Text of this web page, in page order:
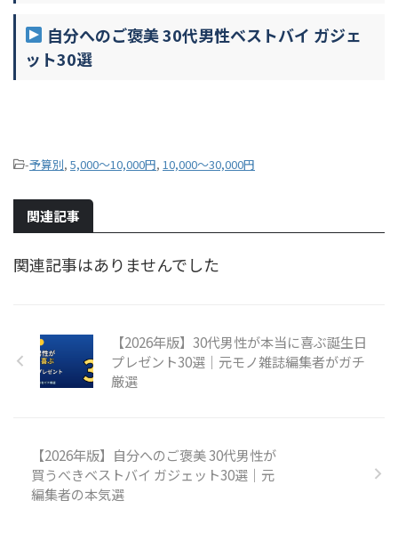
自分へのご褒美 30代男性ベストバイ ガジェ
ット30選
-予算別, 5,000～10,000円, 10,000～30,000円
関連記事
関連記事はありませんでした
【2026年版】30代男性が本当に喜ぶ誕生日
プレゼント30選｜元モノ雑誌編集者がガチ
厳選
【2026年版】自分へのご褒美 30代男性が
買うべきベストバイ ガジェット30選｜元
編集者の本気選